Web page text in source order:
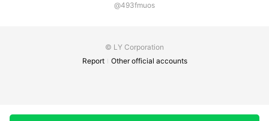
@493fmuos
© LY Corporation
Report
Other official accounts